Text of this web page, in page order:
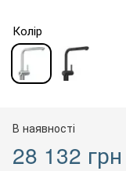
Колір
В наявності
28 132 грн